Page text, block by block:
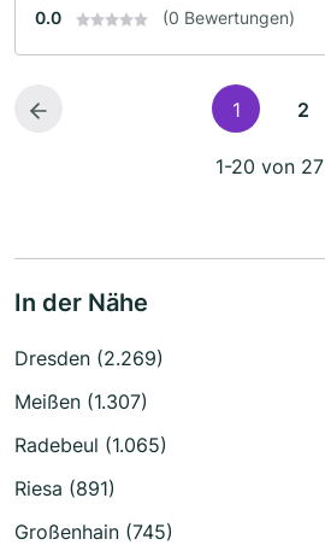
0.0 (0 Bewertungen)
1 2
1-20 von 27
In der Nähe
Dresden (2.269)
Meißen (1.307)
Radebeul (1.065)
Riesa (891)
Großenhain (745)